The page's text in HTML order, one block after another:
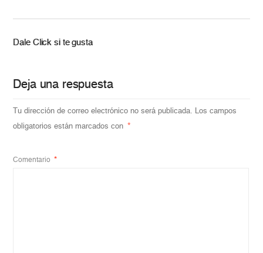
Dale Click si te gusta
Deja una respuesta
Tu dirección de correo electrónico no será publicada. Los campos
obligatorios están marcados con *
Comentario *